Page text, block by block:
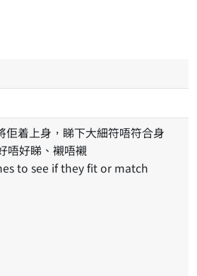
唔好睇、襯唔襯
to see if they fit or match